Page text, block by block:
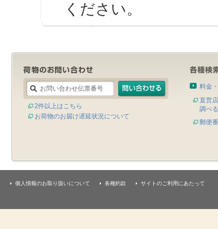
ください。
2件以上はこちら
お荷物のお届け遅延状況について
料金
直営
調べる
郵便
個人情報のお取り扱いについて 各種約款 サイトのご利用にあたって